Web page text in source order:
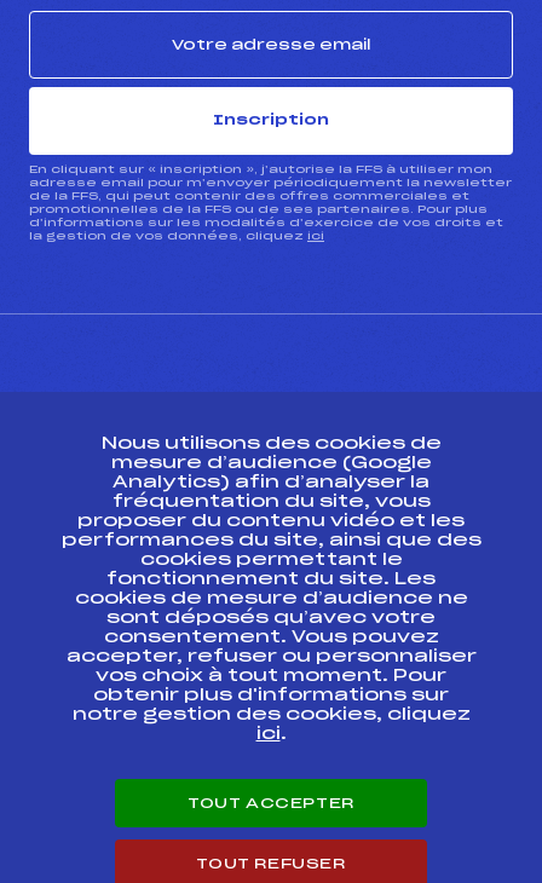
Inscription
En cliquant sur « inscription », j’autorise la FFS à utiliser mon
adresse email pour m’envoyer périodiquement la newsletter
de la FFS, qui peut contenir des offres commerciales et
promotionnelles de la FFS ou de ses partenaires. Pour plus
d’informations sur les modalités d’exercice de vos droits et
la gestion de vos données, cliquez ici
Ressources
Pass’Neige
Projet sportif fédéral
Projet de performance fédéral
Antidopage
Pôle Développement, Formation, Suivi
Scientifique
Listes ministérielles
Pôle vie de l’athlète
Enseignement professionnel
Carrières
Nous utilisons des cookies de
mesure d’audience (Google
Analytics) afin d’analyser la
fréquentation du site, vous
proposer du contenu vidéo et les
performances du site, ainsi que des
cookies permettant le
fonctionnement du site. Les
cookies de mesure d’audience ne
sont déposés qu’avec votre
consentement. Vous pouvez
accepter, refuser ou personnaliser
vos choix à tout moment. Pour
obtenir plus d'informations sur
notre gestion des cookies, cliquez
ici.
TOUT ACCEPTER
TOUT REFUSER